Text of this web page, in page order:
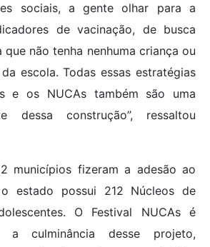
sociais, a gente olhar para a
de vacinação, de busca
não tenha nenhuma criança ou
escola. Todas essas estratégias
e os NUCAs também são uma
dessa construção”, ressaltou
municípios fizeram a adesão ao
estado possui 212 Núcleos de
O Festival NUCAs é
a culminância desse projeto,